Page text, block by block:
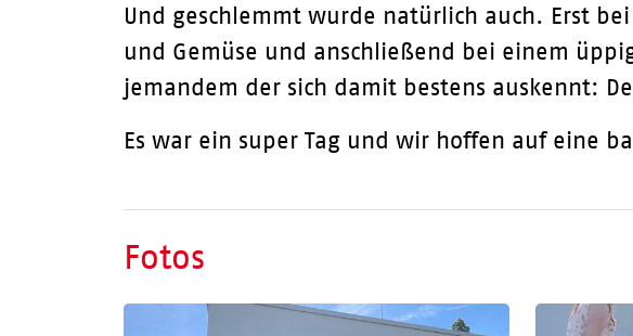
Und geschlemmt wurde natürlich auch. Erst
und Gemüse und anschließend bei einem
jemandem der sich damit bestens auskennt:
Es war ein super Tag und wir hoffen auf eine
Fotos